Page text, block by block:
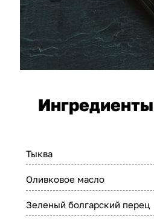
Тыква
Оливковое масло
Зеленый болгарский перец